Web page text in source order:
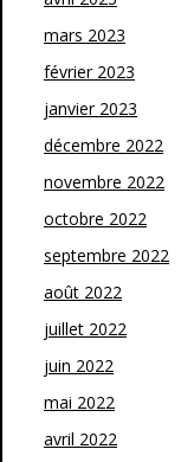
mars 2023
février 2023
janvier 2023
décembre 2022
novembre 2022
octobre 2022
septembre 2022
août 2022
juillet 2022
juin 2022
mai 2022
avril 2022